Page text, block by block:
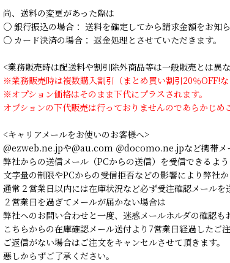
尚、送料の変更があった際は
○ 銀行振込の場合： 送料を確定してから請求金額をお知ら
○ カード決済の場合： 返金処理とさせていただきます。
<業務販売時は配送料や割引除外商品等は一般販売とは異
※業務販売時は複数購入割引（まとめ買い割引20％OFF!
※オプション価格はそのまま下代にプラスされます。
オプションの下代販売は行っておりませんのであらかじめ
<キャリアメールをお使いのお客様へ>
@ezweb.ne.jpや@au.com ＠docomo.ne.jpなど携帯メ
弊社からの送信メール（PCからの送信）を受信できるよう
文字量の制限やPCからの受信拒否などの影響により弊社
通常２営業日以内には在庫状況など必ず受注確認メールを
２営業日を過ぎてメールが届かない場合は
弊社へのお問い合わせと一度、迷惑メールホルダの確認も
こちらからの在庫確認メール送付より7営業日経過したご
ご返信がない場合はご注文をキャンセルさせて頂きます。
悪しからずご了承ください。